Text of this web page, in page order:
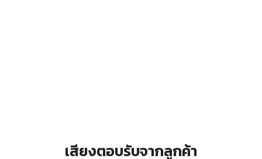
เสียงตอบรับจากลูกค้า